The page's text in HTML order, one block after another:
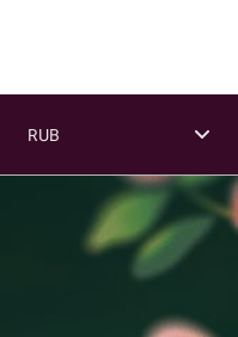
RUB